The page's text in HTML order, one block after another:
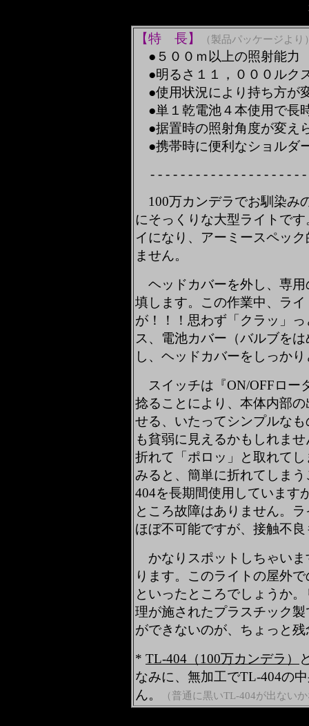
【特 長】 （製品パッケージより
●５００ｍ以上の照射能力
●明るさ１１，０００ルク
●使用状況により持ち方が
●単１乾電池４本使用で長
●据置時の照射角度が変え
●携帯時に便利なショルダ
- - - - - - - - - - - - - - - - - - - -
100万カンデラでお馴染み
にそっくりな大型ライトで
イになり、アーミースペッ
ません。
ヘッドカバーを外し、専用
填します。この作業中、ラ
が！！！思わず「クラッ」
ス、電池カバー（バルブを
し、ヘッドカバーをしっか
スイッチは『ON/OFFロー
捻ることにより、本体内部
せる、いたってシンプルな
も貧弱に見えるかもしれま
折れて「ポロッ」と取れて
みると、簡単に折れてしま
404を長期間使用しています
ところ故障はありません。
ほぼ不可能ですが、接触不
かなりスポットしちゃいま
ります。このライトの屋外
といったところでしょうか
理が施されたプラスチック
ができないのが、ちょっと
* TL-404（100万カンデラ）
なみに、無加工でTL-404の
ん。
（普通に黒いTL-404が出ない